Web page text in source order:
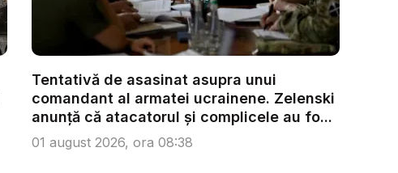
Tentativă de asasinat asupra unui
comandant al armatei ucrainene. Zelenski
anunță că atacatorul și complicele au fo...
01 august 2026, ora 08:38